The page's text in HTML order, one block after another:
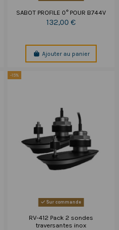
SABOT PROFILE 0° POUR B744V
132,00 €
Ajouter au panier
-15%
Sur commande
RV-412 Pack 2 sondes
traversantes inox